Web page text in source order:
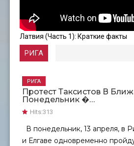
Латвия (Часть 1): Краткие факты
РИГА
Протест Таксистов В
Понедельник �…
Hits:313
В понедельник, 13 апреля, в
и Елгаве одновременно
РИГА